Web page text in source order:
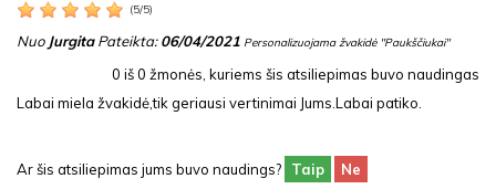
(5/5)
Nuo JurgitaPateikta:06/04/2021 Personalizuojama žvakidė "Paukščiukai"
0 iš0 žmonės, kuriems šis atsiliepimas buvo naudingas
Labai miela žvakidė,tik geriausi vertinimai Jums.Labai patiko.
Ar šis atsiliepimas jums buvo naudings? Taip Ne